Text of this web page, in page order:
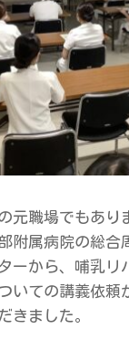
元職場でもあり
附属病院の総合
ーから、哺乳リ
いての講義依頼
きました。